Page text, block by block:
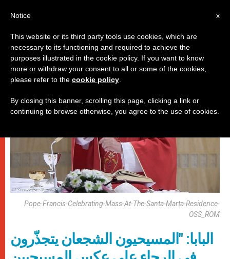
باباوات
Pope-Francis-Celebrating-Mass-At-The-Santa-Marta-Residence-
OSS_ROM
البابا: "المسيحيون الشجعان يتجذّرون
x
Notice
This website or its third party tools use cookies, which are
necessary to its functioning and required to achieve the
purposes illustrated in the cookie policy. If you want to know
more or withdraw your consent to all or some of the cookies,
please refer to the cookie policy
By closing this banner, scrolling this page, clicking a link or
continuing to browse otherwise, you agree to the use of cookies.